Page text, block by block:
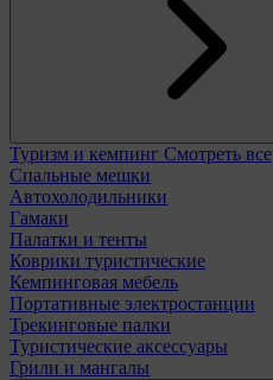
Туризм и кемпинг Смотреть все
Спальные мешки
Автохолодильники
Гамаки
Палатки и тенты
Коврики туристические
Кемпинговая мебель
Портативные электростанции
Трекинговые палки
Туристические аксессуары
Грили и мангалы